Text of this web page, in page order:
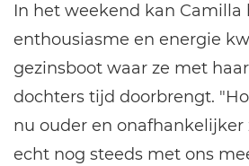
In het weekend kan Camilla
enthousiasme en energie
gezinsboot waar ze met
dochters tijd doorbrengt.
nu ouder en onafhankelijker
echt nog steeds met ons